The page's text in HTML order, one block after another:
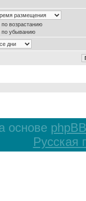
по возрастанию
по убыванию
основе phpBB
Русская